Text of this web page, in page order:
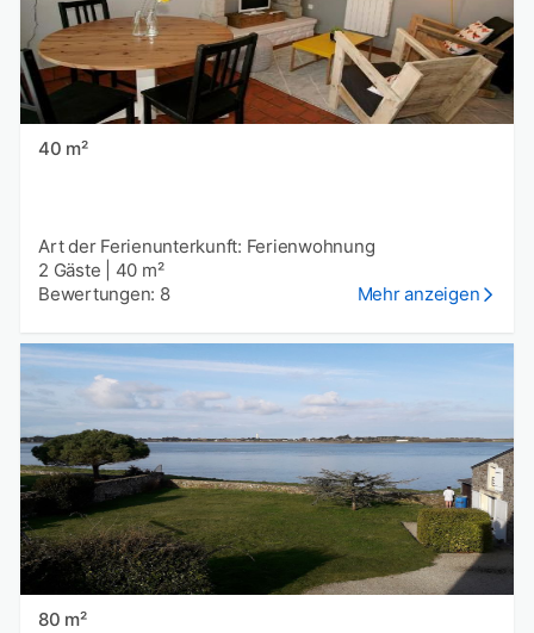
40 m²
Art der Ferienunterkunft: Ferienwohnung
2 Gäste
40 m²
Bewertungen: 8
Mehr anzeigen
80 m²